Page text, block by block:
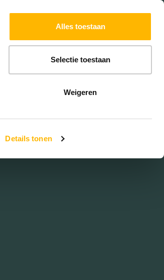
Details tonen
Alles toestaan
Selectie toestaan
Weigeren
EXTRA DIENSTEN